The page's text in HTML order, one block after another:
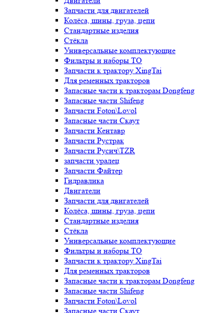
Запчасти для двигателей
Колёса, шины, груза, цепи
Стандартные изделия
Стёкла
Универсальные комплектующие
Фильтры и наборы ТО
Запчасти к трактору XingTai
Для ременных тракторов
Запасные части к тракторам Dongfeng
Запасные части Shifeng
Запчасти Foton\Lovol
Запасные части Скаут
Запчасти Кентавр
Запчасти Рустрак
Запчасти Русич\TZR
запчасти уралец
Запчасти Файтер
Гидравлика
Двигатели
Запчасти для двигателей
Колёса, шины, груза, цепи
Стандартные изделия
Стёкла
Универсальные комплектующие
Фильтры и наборы ТО
Запчасти к трактору XingTai
Для ременных тракторов
Запасные части к тракторам Dongfeng
Запасные части Shifeng
Запчасти Foton\Lovol
Запасные части Скаут